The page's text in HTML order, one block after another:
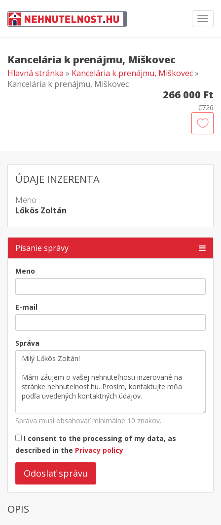
Kancelária k prenájmu, Miškovec
Hlavná stránka » Kancelária k prenájmu, Miškovec»
Kancelária k prenájmu, Miškovec
266 000 Ft
€726
ÚDAJE INZERENTA
Meno :
Lőkös Zoltán
Písanie správy
Meno
E-mail
Správa
Správa musí obsahovať minimálne 10 znakov.
I consent to the processing of my data, as
described in the Privacy policy
Odoslať správu
OPIS